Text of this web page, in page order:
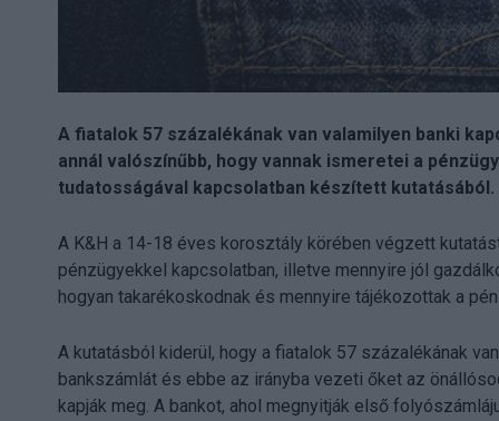
A fiatalok 57 százalékának van valamilyen banki
annál valószínűbb, hogy vannak ismeretei a
tudatosságával kapcsolatban készített kutatásából.
A K&H a 14-18 éves korosztály körében végzett
pénzügyekkel kapcsolatban, illetve mennyire jól
hogyan takarékoskodnak és mennyire tájékozottak a
A kutatásból kiderül, hogy a fiatalok 57 százalékának
bankszámlát és ebbe az irányba vezeti őket az
kapják meg. A bankot, ahol megnyitják első